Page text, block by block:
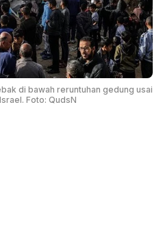
di bawah reruntuhan gedung usai
Foto: QudsN